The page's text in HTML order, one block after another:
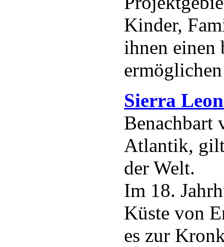
Kinder,
ihnen einen
Sierra
Benachbart
Atlantik, gilt
der Welt.
Im 18.
Küste von
es zur